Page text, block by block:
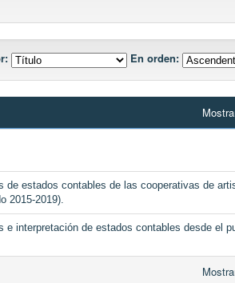
En orden:
de estados contables de las cooperativas de
2015-2019).
e interpretación de estados contables desde el